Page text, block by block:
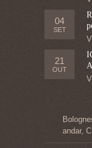
04
SET
21
OUT
andar,